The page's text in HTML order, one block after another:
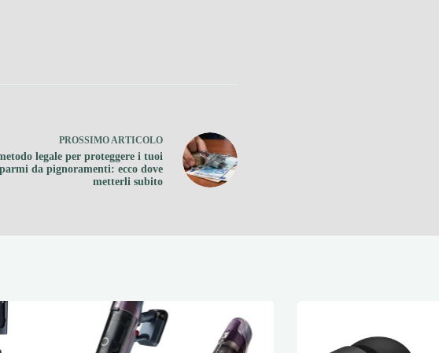
PROSSIMO ARTICOLO
legale per proteggere i tuoi
da pignoramenti: ecco dove
metterli subito